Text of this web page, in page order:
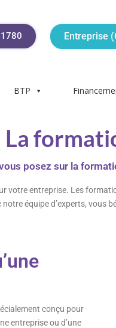
Entreprise
BTP
La
posez sur la
votre entreprise. Les
équipe d’experts, vous
conçu pour
entreprise ou d’une